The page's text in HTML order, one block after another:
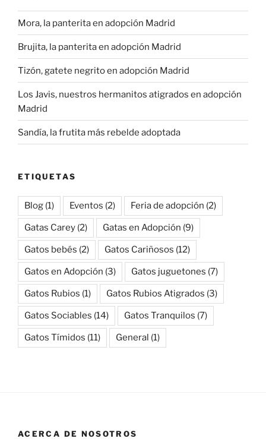
Mora, la panterita en adopción Madrid
Brujita, la panterita en adopción Madrid
Tizón, gatete negrito en adopción Madrid
Los Javis, nuestros hermanitos atigrados en adopción
Madrid
Sandía, la frutita más rebelde adoptada
ETIQUETAS
Blog (1) Eventos (2) Feria de adopción (2)
Gatas Carey (2) Gatas en Adopción (9)
Gatos bebés (2) Gatos Cariñosos (12)
Gatos en Adopción (3) Gatos juguetones (7)
Gatos Rubios (1) Gatos Rubios Atigrados (3)
Gatos Sociables (14) Gatos Tranquilos (7)
Gatos Tímidos (11) General (1)
ACERCA DE NOSOTROS